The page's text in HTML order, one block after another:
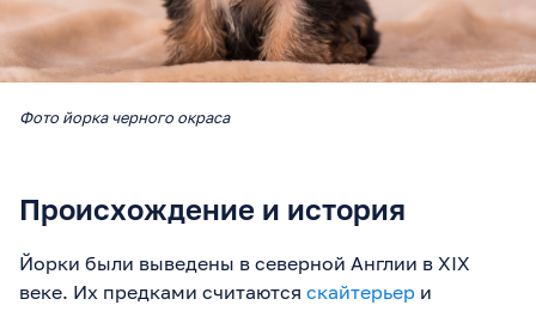
Фото йорка черного окраса
Происхождение и история
Йорки были выведены в северной Англии в XIX
веке. Их предками считаются скайтерьер и